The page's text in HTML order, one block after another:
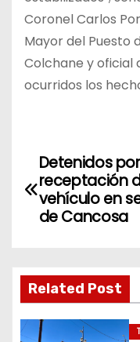
Coronel Carlos
Mayor del Puesto
Colchane y oficial
ocurridos los
N
a
g
a
Detenidos por
receptación
vehículo en
de Cancosa
Related Post